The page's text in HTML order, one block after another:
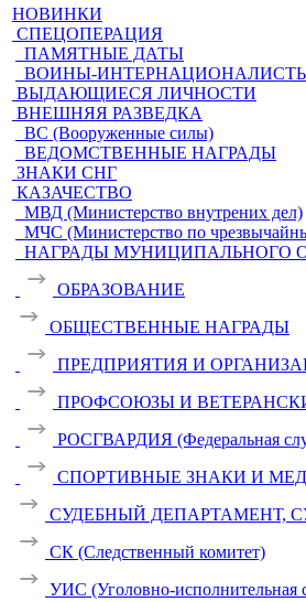
НОВИНКИ
СПЕЦОПЕРАЦИЯ
ПАМЯТНЫЕ ДАТЫ
ВОИНЫ-
ВЫДАЮЩИЕСЯ ЛИЧНОСТИ
ВНЕШНЯЯ РАЗВЕДКА
ВС (Вооруженные силы)
ВЕДОМСТВЕННЫЕ НАГРАДЫ
ЗНАКИ СНГ
КАЗАЧЕСТВО
МВД (Министерство внутрених дел)
МЧС (Министерство по
НАГРАДЫ МУНИЦИПАЛЬНОГО
ОБРАЗОВАНИЕ
ОБЩЕСТВЕННЫЕ НАГРАДЫ
ПРЕДПРИЯТИЯ И
ПРОФСОЮЗЫ И
РОСГВАРДИЯ (Федеральная
СПОРТИВНЫЕ ЗНАКИ И
СУДЕБНЫЙ ДЕПАРТАМЕНТ,
СК (Следственный комитет)
УИС (Уголовно-исполнительная